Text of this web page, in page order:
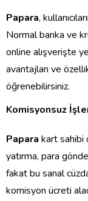
Papara,
Normal banka ve
online alışverişte
avantajları ve
öğrenebilirsiniz.
Komisyonsuz
Papara kart sahibi
yatırma, para
fakat bu sanal
komisyon ücreti